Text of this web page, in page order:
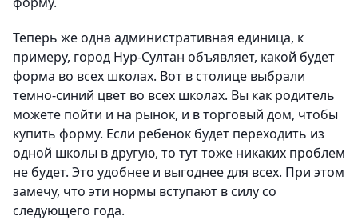
Теперь же одна административная единица, к
примеру, город Нур-Султан объявляет, какой будет
форма во всех школах. Вот в столице выбрали
темно-синий цвет во всех школах. Вы как родитель
можете пойти и на рынок, и в торговый дом, чтобы
купить форму. Если ребенок будет переходить из
одной школы в другую, то тут тоже никаких проблем
не будет. Это удобнее и выгоднее для всех. При этом
замечу, что эти нормы вступают в силу со
следующего года.